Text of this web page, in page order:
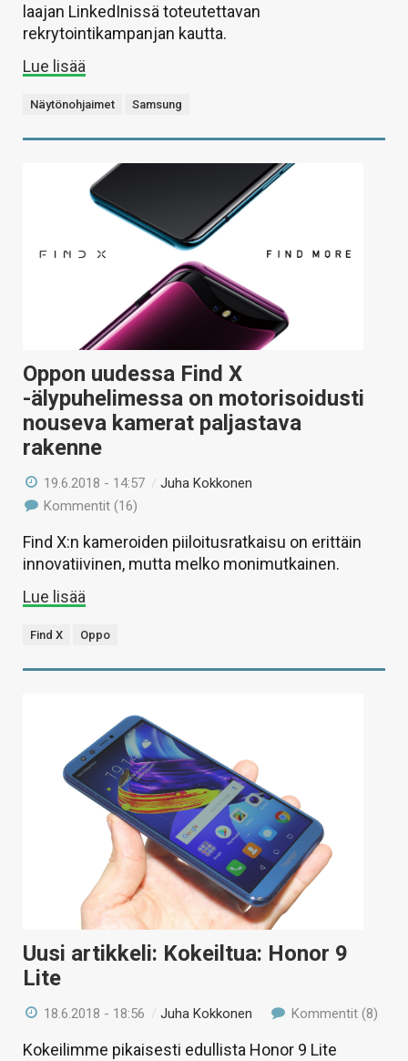
laajan LinkedInissä toteutettavan
rekrytointikampanjan kautta.
Lue lisää
Näytönohjaimet Samsung
Oppon uudessa Find X
-älypuhelimessa on motorisoidusti
nouseva kamerat paljastava
rakenne
19.6.2018 - 14:57 /Juha Kokkonen
Kommentit (16)
Find X:n kameroiden piiloitusratkaisu on erittäin
innovatiivinen, mutta melko monimutkainen.
Lue lisää
Find X Oppo
Uusi artikkeli: Kokeiltua: Honor 9
Lite
18.6.2018 - 18:56 /Juha Kokkonen Kommentit (8)
Kokeilimme pikaisesti edullista Honor 9 Lite